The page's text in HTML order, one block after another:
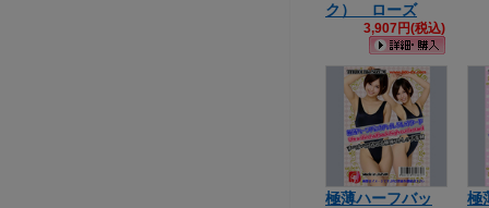
ク） ローズ
3,907円(税込)
極薄ハーフバッ
極